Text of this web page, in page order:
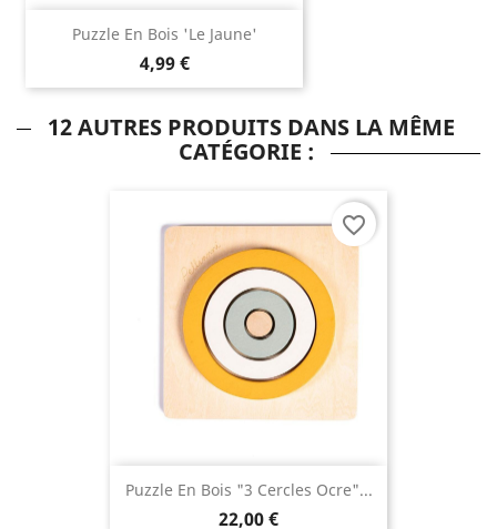
Puzzle En Bois 'le Jaune'
4,99 €
12 AUTRES PRODUITS DANS LA MÊME
CATÉGORIE :
Puzzle En Bois "3 Cercles Ocre"...
22,00 €
favorite_border